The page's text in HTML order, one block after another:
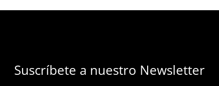
Suscríbete a nuestro Newsletter